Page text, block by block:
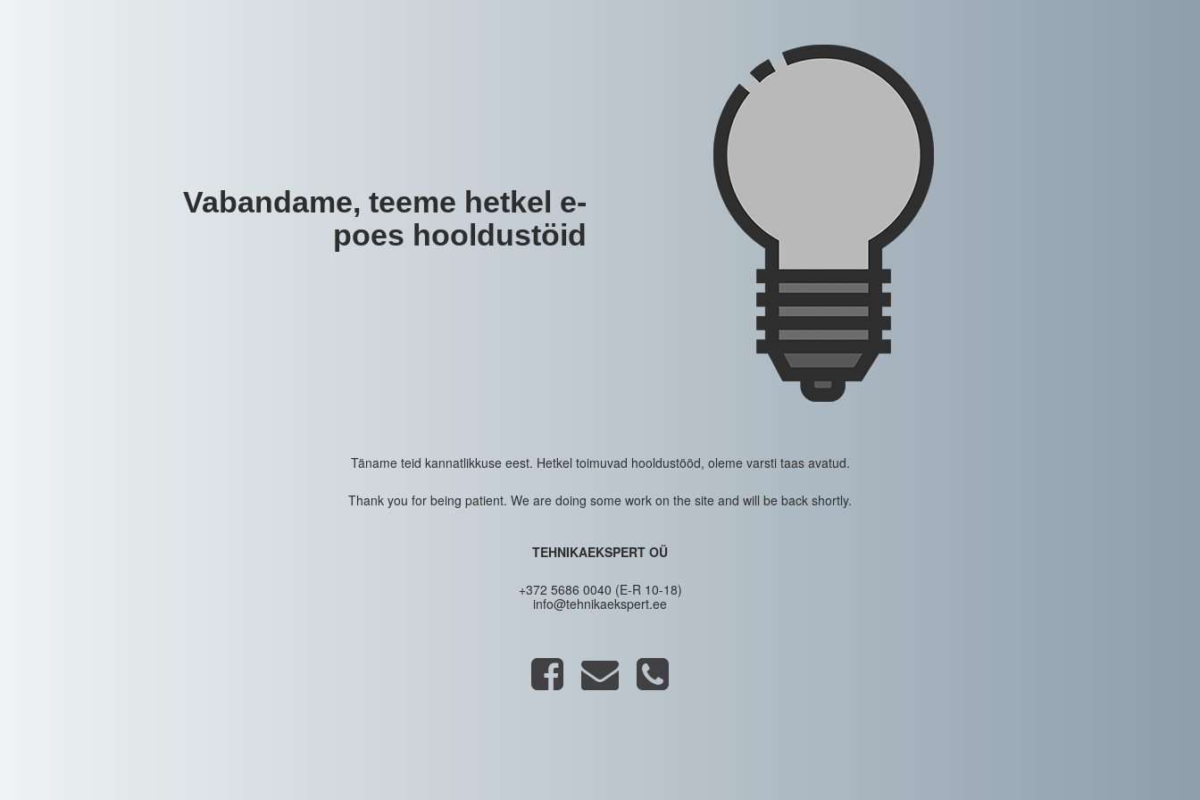
Vabandame, teeme hetkel e-
poes hooldustöid
Täname teid kannatlikkuse eest. Hetkel toimuvad hooldustööd, oleme varsti taas avatud.
Thank you for being patient. We are doing some work on the site and will be back shortly.
TEHNIKAEKSPERT OÜ
+372 5686 0040 (E-R 10-18)
info@tehnikaekspert.ee